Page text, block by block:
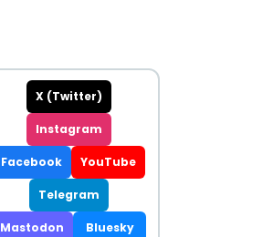
X (Twitter)
Instagram
Facebook YouTube
Telegram
Mastodon Bluesky